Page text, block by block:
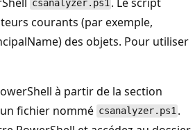
csanalyzer.ps1
courants (par exemple,
des objets. Pour utiliser
à partir de la section
fichier nommé csanalyzer.ps1 .